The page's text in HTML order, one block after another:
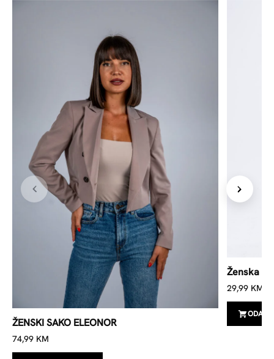
ŽENSKI SAKO ELEONOR
74,99 KM
Ženska
29,99 KM